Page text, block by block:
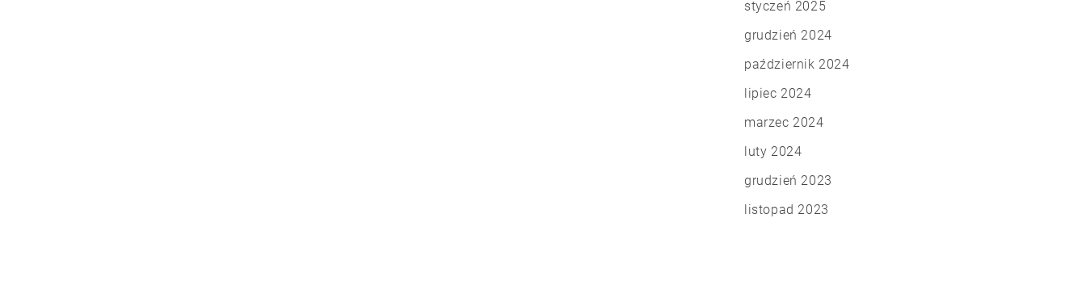
styczeń 2025
grudzień 2024
październik 2024
lipiec 2024
marzec 2024
luty 2024
grudzień 2023
listopad 2023